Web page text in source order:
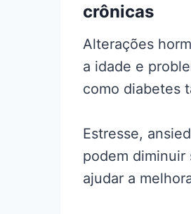
crônicas
Alterações
a idade e
como diabetes
Estresse,
podem
ajudar a